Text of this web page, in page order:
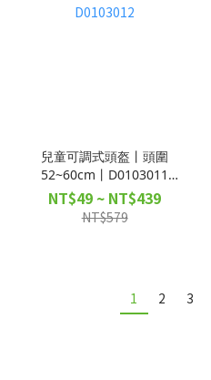
兒童可調式頭盔丨頭圍
52~60cm丨D0103011
D0103012
NT$49 ~ NT$439
NT$579
1 2 3